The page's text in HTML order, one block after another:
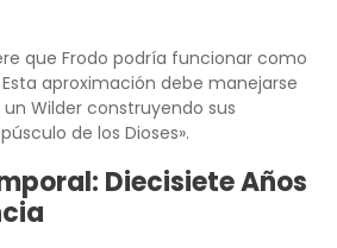
que Frodo podría funcionar como
aproximación debe manejarse
Wilder construyendo sus
de los Dioses».
Diecisiete Años